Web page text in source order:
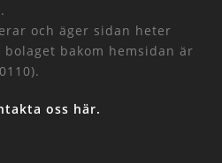
och äger sidan heter
bakom hemsidan är
oss här.